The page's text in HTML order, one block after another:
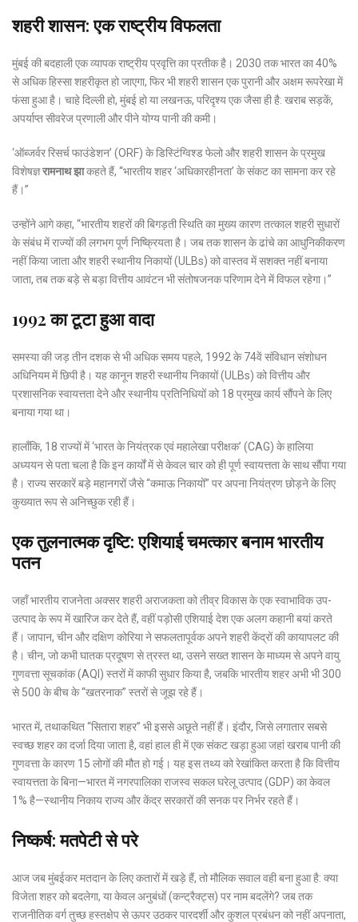
शहरी शासन: एक राष्ट्रीय विफलता
मुंबई की बदहाली एक व्यापक राष्ट्रीय प्रवृत्ति का प्रतीक है। 2030 तक भारत का 40%
से अधिक हिस्सा शहरीकृत हो जाएगा, फिर भी शहरी शासन एक पुरानी और अक्षम रूपरेखा में
फंसा हुआ है। चाहे दिल्ली हो, मुंबई हो या लखनऊ, परिदृश्य एक जैसा ही है: खराब सड़कें,
अपर्याप्त सीवरेज प्रणाली और पीने योग्य पानी की कमी।
‘ऑब्जर्वर रिसर्च फाउंडेशन’ (ORF) के डिस्टिंग्विश्ड फेलो और शहरी शासन के प्रमुख
विशेषज्ञरामनाथ झाकहते हैं, “भारतीय शहर ‘अधिकारहीनता’ के संकट का सामना कर रहे
हैं।”
उन्होंने आगे कहा, “भारतीय शहरों की बिगड़ती स्थिति का मुख्य कारण तत्काल शहरी सुधारों
के संबंध में राज्यों की लगभग पूर्ण निष्क्रियता है। जब तक शासन के ढांचे का आधुनिकीकरण
नहीं किया जाता और शहरी स्थानीय निकायों (ULBs) को वास्तव में सशक्त नहीं बनाया
जाता, तब तक बड़े से बड़ा वित्तीय आवंटन भी संतोषजनक परिणाम देने में विफल रहेगा।”
1992 का टूटा हुआ वादा
समस्या की जड़ तीन दशक से भी अधिक समय पहले, 1992 के 74वें संविधान संशोधन
अधिनियम में छिपी है। यह कानून शहरी स्थानीय निकायों (ULBs) को वित्तीय और
प्रशासनिक स्वायत्तता देने और स्थानीय प्रतिनिधियों को 18 प्रमुख कार्य सौंपने के लिए
बनाया गया था।
हालाँकि, 18 राज्यों में ‘भारत के नियंत्रक एवं महालेखा परीक्षक’ (CAG) के हालिया
अध्ययन से पता चला है कि इन कार्यों में से केवल चार को ही पूर्ण स्वायत्तता के साथ सौंपा गया
है। राज्य सरकारें बड़े महानगरों जैसे “कमाऊ निकायों” पर अपना नियंत्रण छोड़ने के लिए
कुख्यात रूप से अनिच्छुक रही हैं।
एक तुलनात्मक दृष्टि: एशियाई चमत्कार बनाम भारतीय
पतन
जहाँ भारतीय राजनेता अक्सर शहरी अराजकता को तीव्र विकास के एक स्वाभाविक उप-
उत्पाद के रूप में खारिज कर देते हैं, वहीं पड़ोसी एशियाई देश एक अलग कहानी बयां करते
हैं। जापान, चीन और दक्षिण कोरिया ने सफलतापूर्वक अपने शहरी केंद्रों की कायापलट की
है। चीन, जो कभी घातक प्रदूषण से त्रस्त था, उसने सख्त शासन के माध्यम से अपने वायु
गुणवत्ता सूचकांक (AQI) स्तरों में काफी सुधार किया है, जबकि भारतीय शहर अभी भी 300
से 500 के बीच के “खतरनाक” स्तरों से जूझ रहे हैं।
भारत में, तथाकथित “सितारा शहर” भी इससे अछूते नहीं हैं। इंदौर, जिसे लगातार सबसे
स्वच्छ शहर का दर्जा दिया जाता है, वहां हाल ही में एक संकट खड़ा हुआ जहां खराब पानी की
गुणवत्ता के कारण 15 लोगों की मौत हो गई। यह इस तथ्य को रेखांकित करता है कि वित्तीय
स्वायत्तता के बिना—भारत में नगरपालिका राजस्व सकल घरेलू उत्पाद (GDP) का केवल
1% है—स्थानीय निकाय राज्य और केंद्र सरकारों की सनक पर निर्भर रहते हैं।
निष्कर्ष: मतपेटी से परे
आज जब मुंबईकर मतदान के लिए कतारों में खड़े हैं, तो मौलिक सवाल वही बना हुआ है: क्या
विजेता शहर को बदलेगा, या केवल अनुबंधों (कन्ट्रैक्ट्स) पर नाम बदलेंगे? जब तक
राजनीतिक वर्ग तुच्छ हस्तक्षेप से ऊपर उठकर पारदर्शी और कुशल प्रबंधन को नहीं अपनाता,